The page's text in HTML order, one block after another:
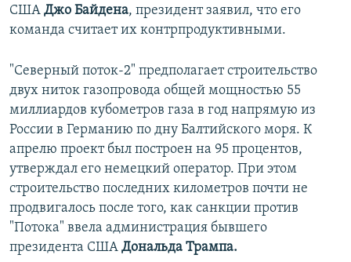
США Джо Байдена, президент заявил, что его
команда считает их контрпродуктивными.
"Северный поток-2" предполагает строительство
двух ниток газопровода общей мощностью 55
миллиардов кубометров газа в год напрямую из
России в Германию по дну Балтийского моря. К
апрелю проект был построен на 95 процентов,
утверждал его немецкий оператор. При этом
строительство последних километров почти не
продвигалось после того, как санкции против
"Потока" ввела администрация бывшего
президента США Дональда Трампа.